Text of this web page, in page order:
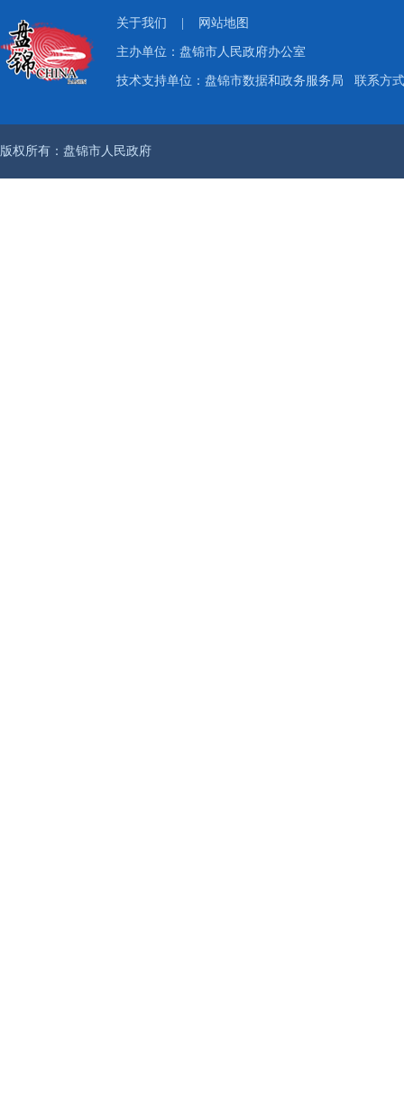
关于我们 网站地图
主办单位：盘锦市人民政府办公室
技术支持单位：盘锦市数据和政务服务局 联系方
版权所有：盘锦市人民政府